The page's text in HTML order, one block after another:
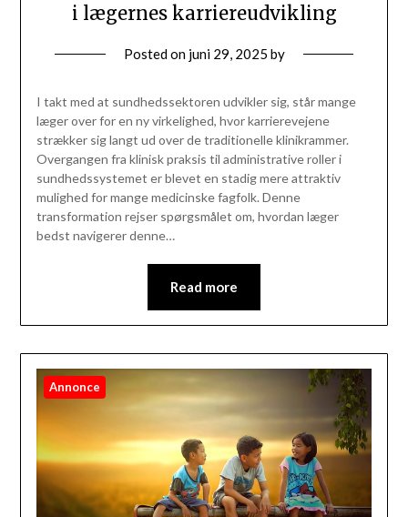
i lægernes karriereudvikling
Posted on juni 29, 2025 by
I takt med at sundhedssektoren udvikler sig, står mange
læger over for en ny virkelighed, hvor karrierevejene
strækker sig langt ud over de traditionelle klinikrammer.
Overgangen fra klinisk praksis til administrative roller i
sundhedssystemet er blevet en stadig mere attraktiv
mulighed for mange medicinske fagfolk. Denne
transformation rejser spørgsmålet om, hvordan læger
bedst navigerer denne…
Read more
Annonce